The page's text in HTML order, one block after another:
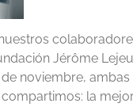
Jérôme
noviembre,
la